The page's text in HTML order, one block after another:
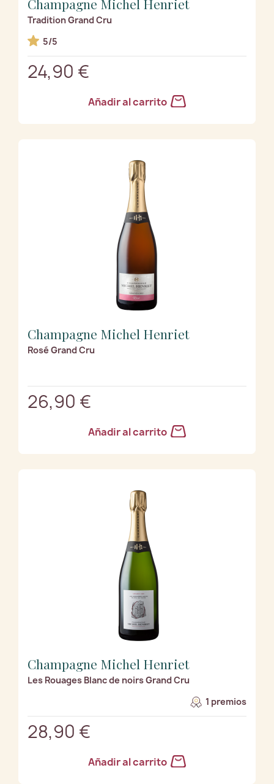
Champagne Michel Henriet
Tradition Grand Cru
5/5
24,90 €
Añadir al carrito
Champagne Michel Henriet
Rosé Grand Cru
26,90 €
Añadir al carrito
Champagne Michel Henriet
Les Rouages Blanc de noirs Grand Cru
1 premios
28,90 €
Añadir al carrito